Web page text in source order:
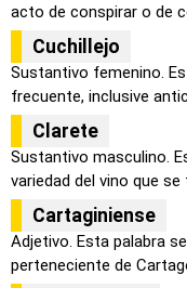
acto de conspirar o de
Cuchillejo
Sustantivo femenino.
frecuente, inclusive
Clarete
Sustantivo masculino.
variedad del vino que se
Cartaginiense
Adjetivo. Esta palabra
perteneciente de